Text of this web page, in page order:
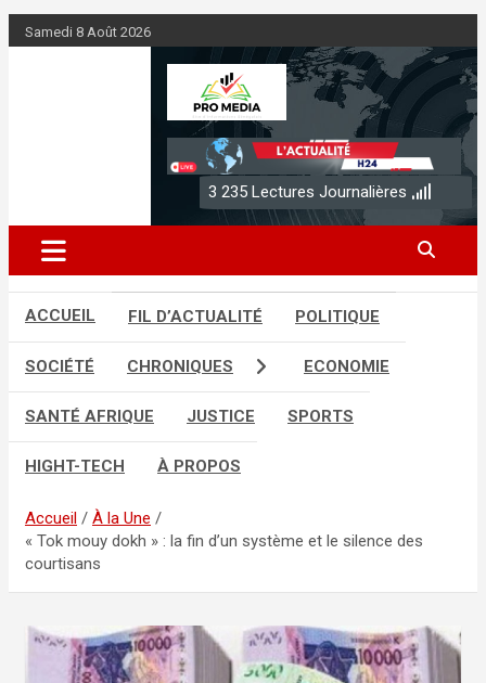
l
n
e
n
Samedi 8 Août 2026
Sénégal Promedia
3 235 Lectures Journalières
ACCUEIL FIL D’ACTUALITÉ POLITIQUE
SOCIÉTÉ CHRONIQUES ECONOMIE
SANTÉ AFRIQUE JUSTICE SPORTS
HIGHT-TECH À PROPOS
Accueil
À la Une
« Tok mouy dokh » : la fin d’un système et le silence des
courtisans